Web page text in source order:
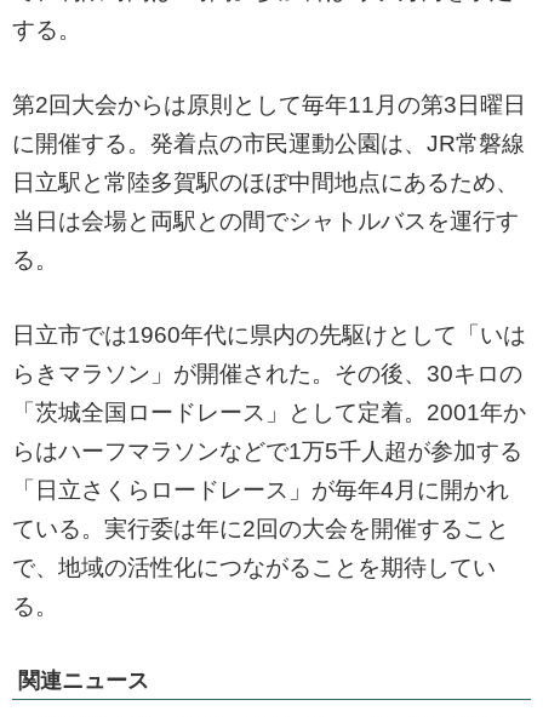
する。
第2回大会からは原則として毎年11月の第3日曜日
に開催する。発着点の市民運動公園は、JR常磐線
日立駅と常陸多賀駅のほぼ中間地点にあるため、
当日は会場と両駅との間でシャトルバスを運行す
る。
日立市では1960年代に県内の先駆けとして「いは
らきマラソン」が開催された。その後、30キロの
「茨城全国ロードレース」として定着。2001年か
らはハーフマラソンなどで1万5千人超が参加する
「日立さくらロードレース」が毎年4月に開かれ
ている。実行委は年に2回の大会を開催すること
で、地域の活性化につながることを期待してい
る。
関連ニュース